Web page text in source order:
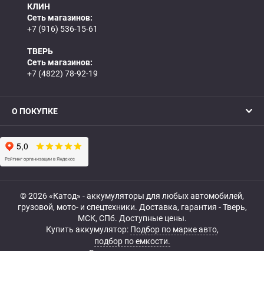
КЛИН
Сеть магазинов:
+7 (916) 536-15-61
ТВЕРЬ
Сеть магазинов:
+7 (4822) 78-92-19
О ПОКУПКЕ
© 2026 «Катод» - аккумуляторы для любых автомобилей,
грузовой, мото- и спецтехники. Доставка, гарантия - Тверь,
МСК, СПб. Доступные цены.
Купить аккумулятор: Подбор по марке авто,
подбор по емкости.
Все права защищены.